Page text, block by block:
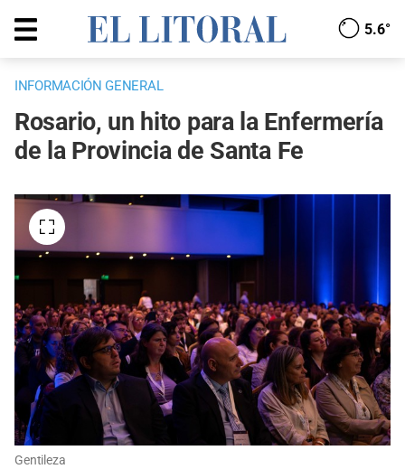
5.6°
INFORMACIÓN GENERAL
Rosario, un hito para la Enfermería
de la Provincia de Santa Fe
Gentileza